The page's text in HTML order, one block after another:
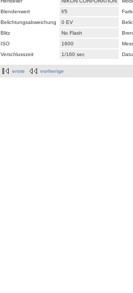
Blendenwert
f/5
Belichtungsabweichung
0 EV
Blitz
No Flash
ISO
1600
Verschlusszeit
1/160 sec
erste vorherige